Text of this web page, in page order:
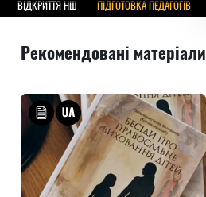
ВІДКРИТТЯ НШ ПІДГОТОВКА ПЕДАГОГІВ
Рекомендовані матеріали